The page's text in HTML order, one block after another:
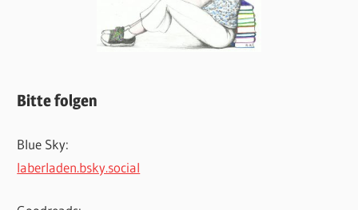
Bitte folgen
Blue Sky:
laberladen.bsky.social